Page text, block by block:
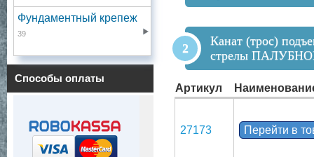
Фундаментный крепеж
39
Способы оплаты
Канат (трос)
стрелы
Артикул
27173 Перейти в